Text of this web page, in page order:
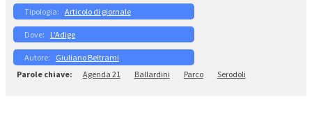
Articolo di giornale
L’Adige
Giuliano Beltrami
Agenda 21
Ballardini Parco Serodoli